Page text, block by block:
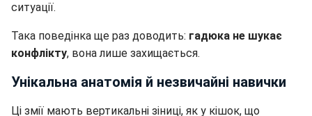
ситуації.
Така поведінка ще раз доводить: гадюка не шукає
конфлікту, вона лише захищається.
Унікальна анатомія й незвичайні навички
Ці змії мають вертикальні зіниці, як у кішок, що